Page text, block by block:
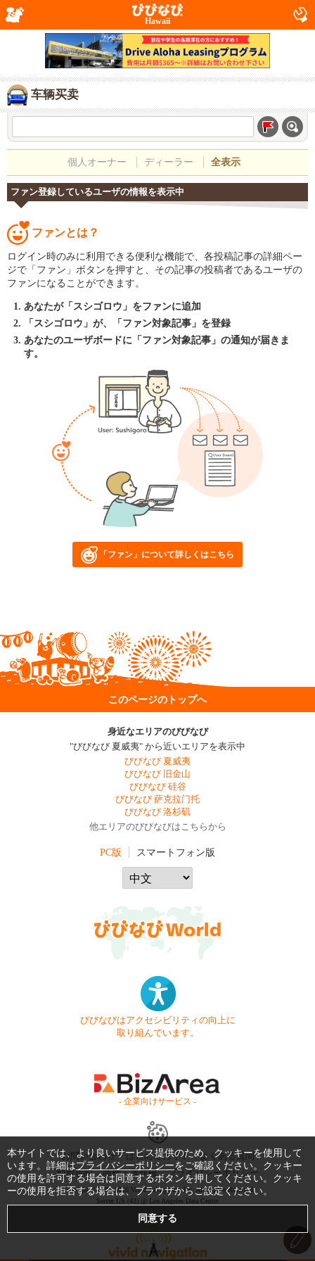
Hawaii
车辆买卖
個人オーナー ディーラー 全表示
ファン登録しているユーザの情報を表示中
ファンとは？
ログイン時のみに利用できる便利な機能で、各投稿記事の詳細ペー
ジで「ファン」ボタンを押すと、その記事の投稿者であるユーザの
ファンになることができます。
あなたが「スシゴロウ」をファンに追加
「スシゴロウ」が、「ファン対象記事」を登録
あなたのユーザボードに「ファン対象記事」の通知が届きま
す。
「ファン」について詳しくはこちら
このページのトップへ
身近なエリアのびびなび
"びびなび 夏威夷" から近いエリアを表示中
びびなび 夏威夷
びびなび 旧金山
びびなび 硅谷
びびなび 萨克拉门托
びびなび 洛杉矶
他エリアのびびなびはこちらから
PC版 スマートフォン版
びびなびはアクセシビリティの向上に
取り組んでいます。
- 企業向けサービス -
お問い合わせ はじめてガイド
よくある質問
利用規約
商標・著作権 プライバシーポリシー
Copyright © 1999-2026 Vivid Navigation, Inc. All Rights Reserved.
Server US (43) @ Los Angeles Data Center
本サイトでは、より良いサービス提供のため、クッキーを使用して
います。詳細はプライバシーポリシーをご確認ください。クッキー
の使用を許可する場合は同意するボタンを押してください。クッキ
ーの使用を拒否する場合は、ブラウザからご設定ください。